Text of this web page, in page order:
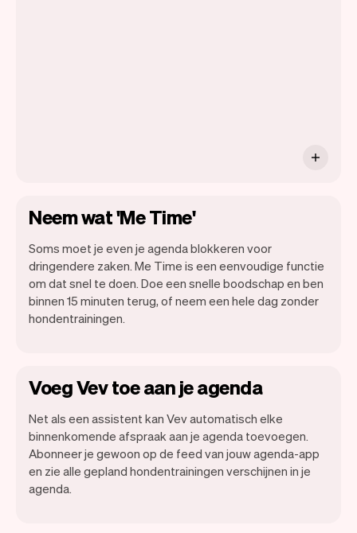
Neem wat 'Me Time'
Soms moet je even je agenda blokkeren voor
dringendere zaken. Me Time is een eenvoudige functie
om dat snel te doen. Doe een snelle boodschap en ben
binnen 15 minuten terug, of neem een hele dag zonder
hondentrainingen.
Voeg Vev toe aan je agenda
Net als een assistent kan Vev automatisch elke
binnenkomende afspraak aan je agenda toevoegen.
Abonneer je gewoon op de feed van jouw agenda-app
en zie alle gepland hondentrainingen verschijnen in je
agenda.